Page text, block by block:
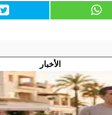
الأخبار